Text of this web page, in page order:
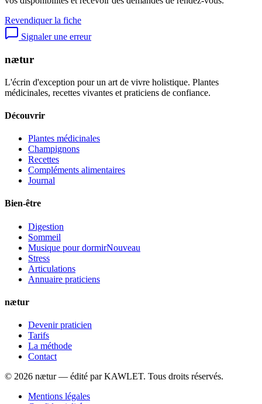
Revendiquer la fiche
Signaler une erreur
nætur
L'écrin d'exception pour un art de vivre holistique. Plantes
médicinales, recettes vivantes et praticiens de confiance.
Découvrir
Plantes médicinales
Champignons
Recettes
Compléments alimentaires
Journal
Bien-être
Digestion
Sommeil
Musique pour dormirNouveau
Stress
Articulations
Annuaire praticiens
nætur
Devenir praticien
Tarifs
La méthode
Contact
© 2026 nætur — édité par KAWLET. Tous droits réservés.
Mentions légales